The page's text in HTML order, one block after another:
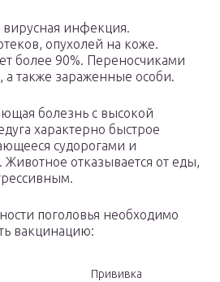
вирусная инфекция.
опухолей на коже.
более 90%. Переносчиками
а также зараженные особи.
болезнь с высокой
характерно быстрое
судорогами и
отказывается от еды,
поголовья необходимо
вакцинацию:
Прививка